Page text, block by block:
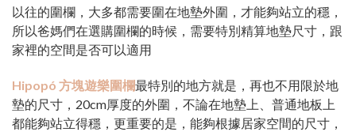
以往的圍欄，大多都需要圍在地墊外圍，才能夠站立的穩，
所以爸媽們在選購圍欄的時候，需要特別精算地墊尺寸，跟
家裡的空間是否可以適用
Hipopó 方塊遊樂圍欄最特別的地方就是，再也不用限於地
墊的尺寸，20cm厚度的外圍，不論在地墊上、普通地板上
都能夠站立得穩，更重要的是，能夠根據居家空間的尺寸，